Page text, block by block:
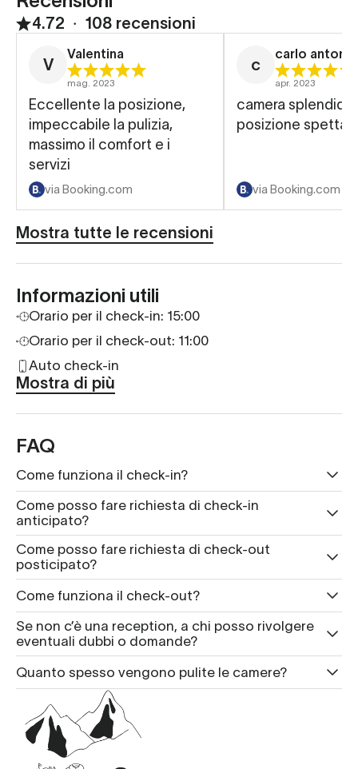
4.72 ∙ 108 recensioni
V
Valentina
mag. 2023
Eccellente la posizione,
impeccabile la pulizia,
massimo il comfort e i
servizi
via Booking.com
c
carlo antonio
apr. 2023
camera splendida
posizione
via Booking.com
Mostra tutte le recensioni
Informazioni utili
Orario per il check-in: 15:00
Orario per il check-out: 11:00
Auto check-in
Mostra di più
FAQ
Come funziona il check-in?
Come posso fare richiesta di check-in
anticipato?
Come posso fare richiesta di check-out
posticipato?
Come funziona il check-out?
Se non c’è una reception, a chi posso rivolgere
eventuali dubbi o domande?
Quanto spesso vengono pulite le camere?